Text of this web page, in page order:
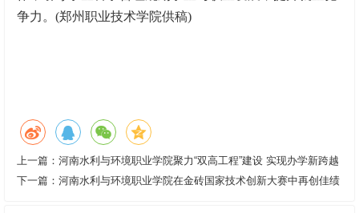
争力。(郑州职业技术学院供稿)
上一篇： 河南水利与环境职业学院聚力“双高工程”建设 实现办学新跨越
下一篇： 河南水利与环境职业学院在金砖国家技术创新大赛中再创佳绩